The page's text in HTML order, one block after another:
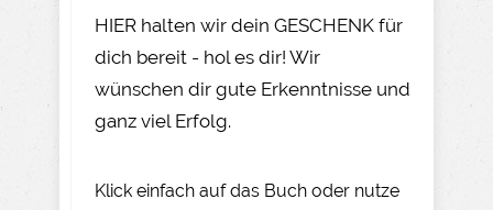
HIER halten wir dein GESCHENK für
dich bereit - hol es dir! Wir
wünschen dir gute Erkenntnisse und
ganz viel Erfolg.
Klick einfach auf das Buch oder nutze